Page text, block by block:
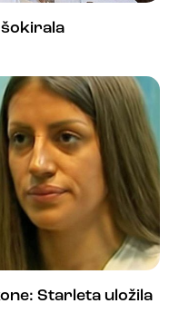
šokirala
Starleta uložila